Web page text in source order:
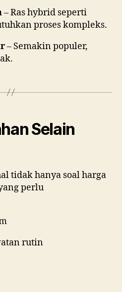
– Ras hybrid seperti
proses kompleks.
– Semakin populer,
Selain
tidak hanya soal harga
perlu
rutin